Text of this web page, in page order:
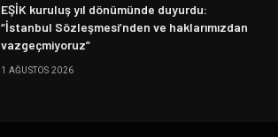
EŞİK kuruluş yıl dönümünde duyurdu:
“İstanbul Sözleşmesi’nden ve haklarımızdan
vazgeçmiyoruz”
1 AĞUSTOS 2026